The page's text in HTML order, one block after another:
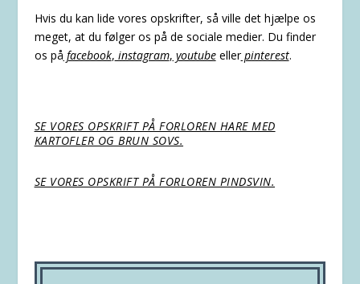
Hvis du kan lide vores opskrifter, så ville det hjælpe os
meget, at du følger os på de sociale medier. Du finder
os på facebook, instagram, youtubeellerpinterest.
SE VORES OPSKRIFT PÅ FORLOREN HARE MED
KARTOFLER OG BRUN SOVS.
SE VORES OPSKRIFT PÅ FORLOREN PINDSVIN.